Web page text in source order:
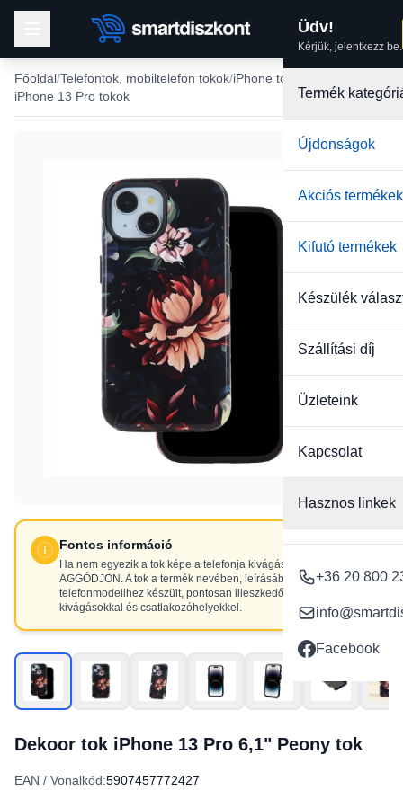
Üdv!
Kérjük, jelentkezz be.
Termék
Újdonságok
Akciós termékek
Kifutó termékek
Készülék
Szállítási díj
Üzleteink
Kapcsolat
Hasznos linkek
+36 20 800
Facebook
Főoldal Telefontok, mobiltelefon tokok iPhone tokok
iPhone 13 Pro tokok
Fontos információ
Ha nem egyezik a tok képe a telefonja kivágásaival, NE
AGGÓDJON. A tok a termék nevében, leírásában szereplő
telefonmodellhez készült, pontosan illeszkedő
kivágásokkal és csatlakozóhelyekkel.
Dekoor tok iPhone 13 Pro 6,1" Peony tok
EAN / Vonalkód:5907457772427